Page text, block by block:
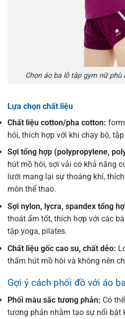
Chọn áo ba lỗ tập gym nữ
Lựa chọn chất liệu
Chất liệu cotton/pha cotton:
hôi, thích hợp với khi chạy bộ, tập
Sợi tổng hợp (polypropylene,
hút mồ hôi, sợi vải có khả năng
lưới mang lại sự thoáng khí,
môn thể thao.
Sợi nylon, lycra, spandex tổng
thoát ẩm tốt, thích hợp với các
tập yoga, pilates.
Chất liệu gốc cao su, chất dẻo:
thấm hút mồ hôi và không nên
Gợi ý cách phối đồ với áo
Phối màu sắc tương phản: Có
tương phản nhằm tạo sự nổi bật